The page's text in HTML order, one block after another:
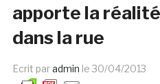
apporte la
dans la rue
Ecrit paradmin le 30/04/2013